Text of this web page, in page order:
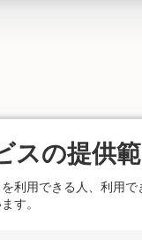
スの提供
利用できる人、利用
す。